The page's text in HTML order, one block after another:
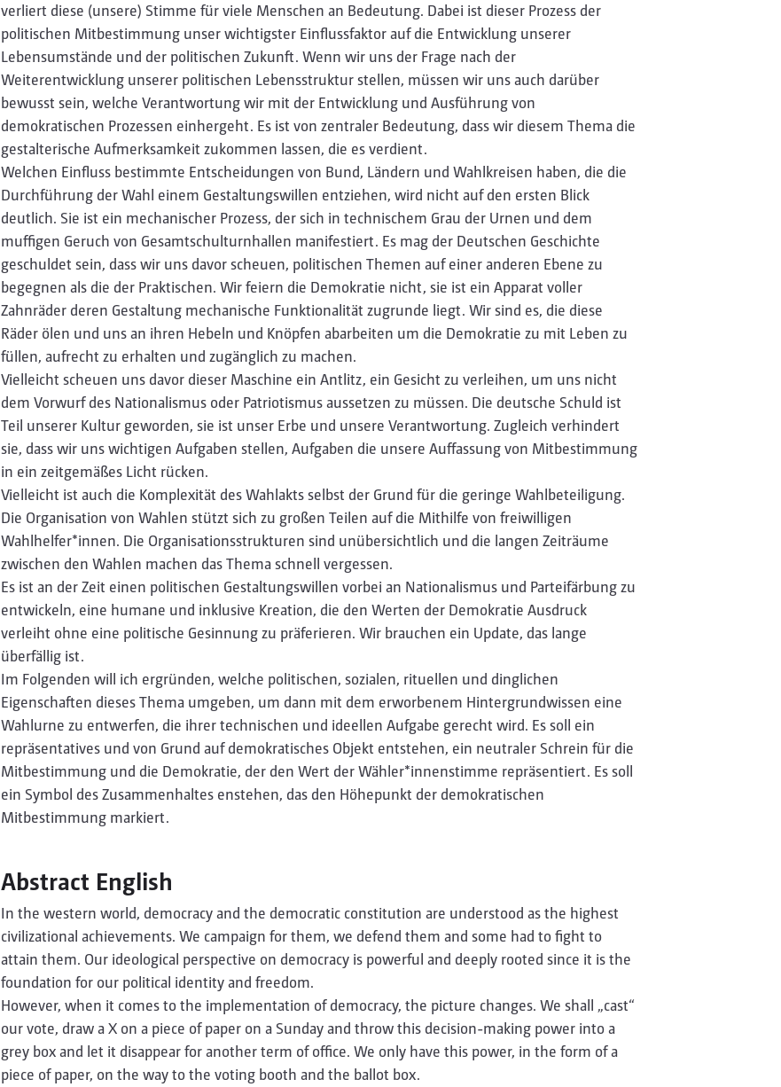
verliert diese (unsere) Stimme für viele Menschen an Bedeutung. Dabei ist dieser Prozess der
politischen Mitbestimmung unser wichtigster Einflussfaktor auf die Entwicklung unserer
Lebensumstände und der politischen Zukunft. Wenn wir uns der Frage nach der
Weiterentwicklung unserer politischen Lebensstruktur stellen, müssen wir uns auch darüber
bewusst sein, welche Verantwortung wir mit der Entwicklung und Ausführung von
demokratischen Prozessen einhergeht. Es ist von zentraler Bedeutung, dass wir diesem Thema die
gestalterische Aufmerksamkeit zukommen lassen, die es verdient.
Welchen Einfluss bestimmte Entscheidungen von Bund, Ländern und Wahlkreisen haben, die die
Durchführung der Wahl einem Gestaltungswillen entziehen, wird nicht auf den ersten Blick
deutlich. Sie ist ein mechanischer Prozess, der sich in technischem Grau der Urnen und dem
muffigen Geruch von Gesamtschulturnhallen manifestiert. Es mag der Deutschen Geschichte
geschuldet sein, dass wir uns davor scheuen, politischen Themen auf einer anderen Ebene zu
begegnen als die der Praktischen. Wir feiern die Demokratie nicht, sie ist ein Apparat voller
Zahnräder deren Gestaltung mechanische Funktionalität zugrunde liegt. Wir sind es, die diese
Räder ölen und uns an ihren Hebeln und Knöpfen abarbeiten um die Demokratie zu mit Leben zu
füllen, aufrecht zu erhalten und zugänglich zu machen.
Vielleicht scheuen uns davor dieser Maschine ein Antlitz, ein Gesicht zu verleihen, um uns nicht
dem Vorwurf des Nationalismus oder Patriotismus aussetzen zu müssen. Die deutsche Schuld ist
Teil unserer Kultur geworden, sie ist unser Erbe und unsere Verantwortung. Zugleich verhindert
sie, dass wir uns wichtigen Aufgaben stellen, Aufgaben die unsere Auffassung von Mitbestimmung
in ein zeitgemäßes Licht rücken.
Vielleicht ist auch die Komplexität des Wahlakts selbst der Grund für die geringe Wahlbeteiligung.
Die Organisation von Wahlen stützt sich zu großen Teilen auf die Mithilfe von freiwilligen
Wahlhelfer*innen. Die Organisationsstrukturen sind unübersichtlich und die langen Zeiträume
zwischen den Wahlen machen das Thema schnell vergessen.
Es ist an der Zeit einen politischen Gestaltungswillen vorbei an Nationalismus und Parteifärbung zu
entwickeln, eine humane und inklusive Kreation, die den Werten der Demokratie Ausdruck
verleiht ohne eine politische Gesinnung zu präferieren. Wir brauchen ein Update, das lange
überfällig ist.
Im Folgenden will ich ergründen, welche politischen, sozialen, rituellen und dinglichen
Eigenschaften dieses Thema umgeben, um dann mit dem erworbenem Hintergrundwissen eine
Wahlurne zu entwerfen, die ihrer technischen und ideellen Aufgabe gerecht wird. Es soll ein
repräsentatives und von Grund auf demokratisches Objekt entstehen, ein neutraler Schrein für die
Mitbestimmung und die Demokratie, der den Wert der Wähler*innenstimme repräsentiert. Es soll
ein Symbol des Zusammenhaltes enstehen, das den Höhepunkt der demokratischen
Mitbestimmung markiert.
Abstract English
In the western world, democracy and the democratic constitution are understood as the highest
civilizational achievements. We campaign for them, we defend them and some had to fight to
attain them. Our ideological perspective on democracy is powerful and deeply rooted since it is the
foundation for our political identity and freedom.
However, when it comes to the implementation of democracy, the picture changes. We shall „cast“
our vote, draw a X on a piece of paper on a Sunday and throw this decision-making power into a
grey box and let it disappear for another term of office. We only have this power, in the form of a
piece of paper, on the way to the voting booth and the ballot box.